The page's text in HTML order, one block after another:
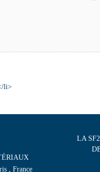
li>
, France
LA